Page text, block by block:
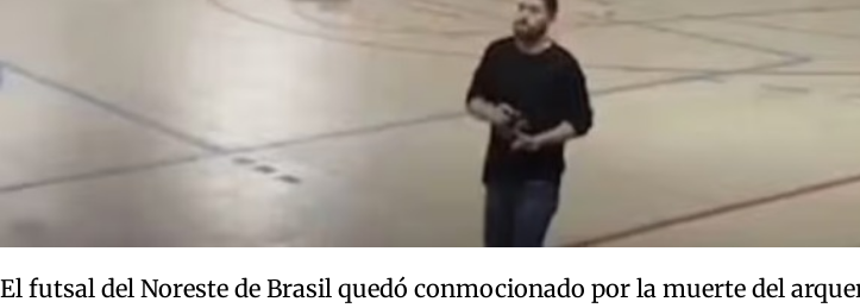
El futsal del Noreste de Brasil quedó conmocionado por la muerte del